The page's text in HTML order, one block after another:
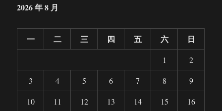
2026 年 8 月
一 二 三 四 五 六 日
1
2
3
4 5 6 7 8
9
10
11 12 13 14 15
16